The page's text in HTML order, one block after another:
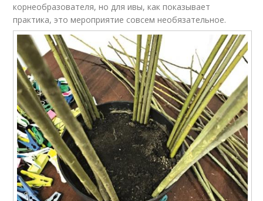
корнеобразователя, но для ивы, как показывает
практика, это мероприятие совсем необязательное.